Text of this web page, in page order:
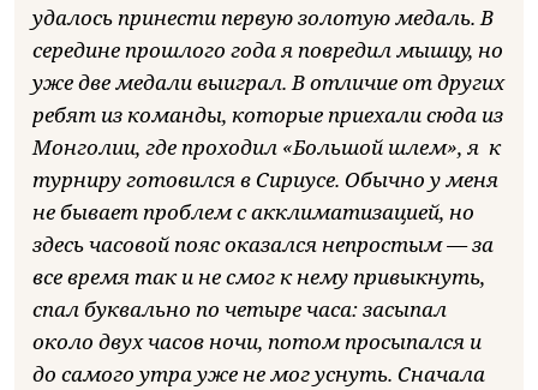
удалось принести первую золотую медаль. В
середине прошлого года я повредил мышцу, но
уже две медали выиграл. В отличие от других
ребят из команды, которые приехали сюда из
Монголии, где проходил «Большой шлем», я к
турниру готовился в Сириусе. Обычно у меня
не бывает проблем с акклиматизацией, но
здесь часовой пояс оказался непростым — за
все время так и не смог к нему привыкнуть,
спал буквально по четыре часа: засыпал
около двух часов ночи, потом просыпался и
до самого утра уже не мог уснуть. Сначала